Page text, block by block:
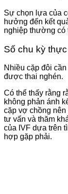
Sự chọn lựa của
hưởng đến kết
nghiệp thường có
Số chu kỳ
Nhiều cặp đôi
được thai nghén.
Có thể thấy rằng
không phản ánh
cặp vợ chồng
tư vấn và thăm
của IVF dựa trên
hợp gặp phải.